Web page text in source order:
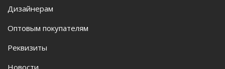
Дизайнерам
Оптовым покупателям
Реквизиты